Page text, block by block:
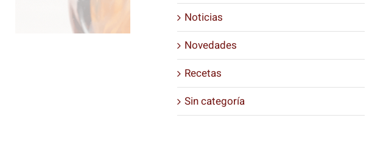
Noticias
Novedades
Recetas
Sin categoría